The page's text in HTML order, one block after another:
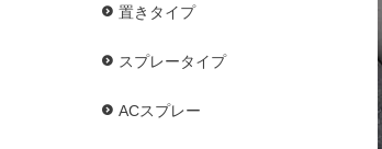
置きタイプ
スプレータイプ
ACスプレー